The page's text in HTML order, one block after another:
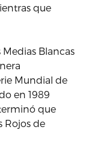
que
Blancas
Mundial de
en 1989
que
Rojos de